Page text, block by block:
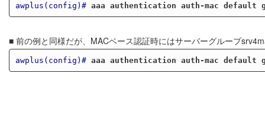
awplus(config)# aaa authentication auth-mac default
■ 前の例と同様だが、MACベース認証時にはサーバーグループ
awplus(config)# aaa authentication auth-mac default